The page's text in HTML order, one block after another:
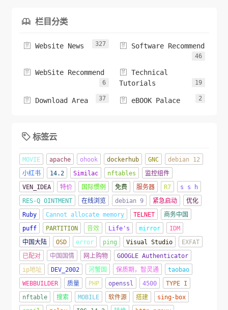
 栏目分类
 Website News 327  Software Recommend
46
 WebSite Recommend
6
 Technical
Tutorials
19
 Download Area 37  eBOOK Palace 2
 标签云
MOVIE apache ohook dockerhub GNC
debian 12
小红书
14.2 Similac nftables
监控组件
VEN_IDEA
特价 国际惯例 免费 服务器 R7
s s h
RES-Q OINTMENT
在线浏览 debian 9 紧急启动
优化
Ruby
Cannot allocate memory TELNET
商务中国
puff
PARTITION 音效 Life's mirror
IDM
中国大陆
OSD error ping Visual Studio
EXFAT
已配对
中国国情 网上购物
GOOGLE Authenticator
ip地址
DEV_2002 河蟹国 保质期，智灵通
taobao
WEBBUILDER
质量 PHP openssl 4500
TYPE I
nftable
搜索 MOBILE 软件源 搭建
sing-box